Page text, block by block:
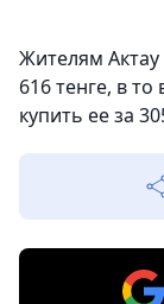
Жителям
616 тенге, в
купить ее за